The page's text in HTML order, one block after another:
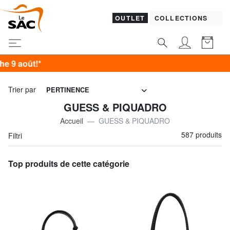
OUTLET COLLECTIONS
Trier par PERTINENCE
GUESS & PIQUADRO
Accueil
GUESS & PIQUADRO
Filtri
587 produits
Top produits de cette catégorie